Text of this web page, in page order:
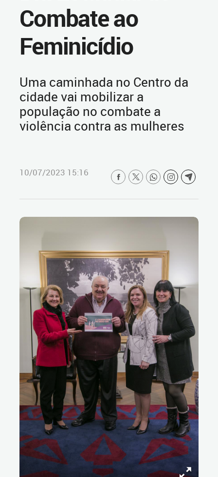
Combate ao
Feminicídio
Uma caminhada no Centro da
cidade vai mobilizar a
população no combate a
violência contra as mulheres
10/07/2023 15:16